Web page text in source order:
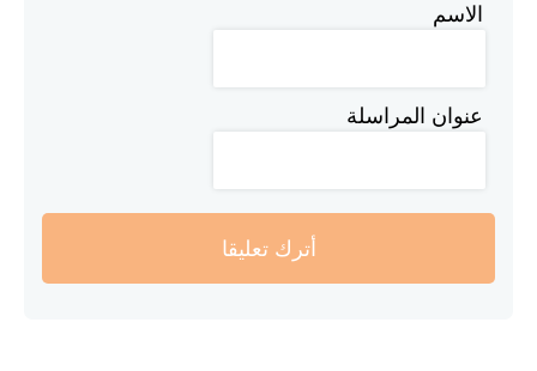
الاسم
عنوان المراسلة
أترك تعليقا